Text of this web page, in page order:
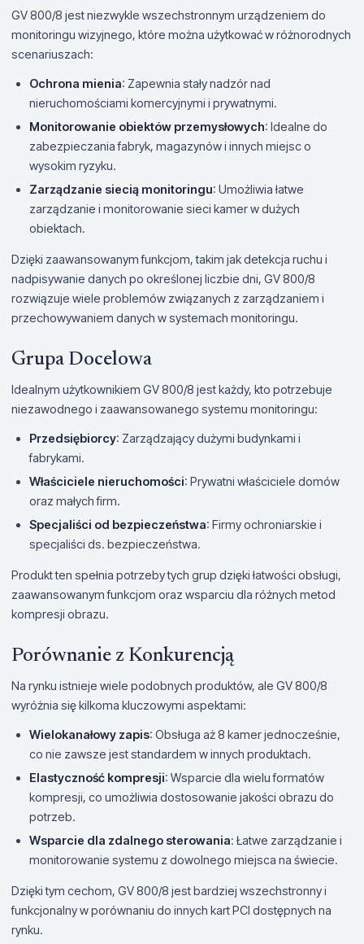
GV 800/8 jest niezwykle wszechstronnym urządzeniem do
monitoringu wizyjnego, które można użytkować w różnorodnych
scenariuszach:
Ochrona mienia: Zapewnia stały nadzór nad
nieruchomościami komercyjnymi i prywatnymi.
Monitorowanie obiektów przemysłowych: Idealne do
zabezpieczania fabryk, magazynów i innych miejsc o
wysokim ryzyku.
Zarządzanie siecią monitoringu: Umożliwia łatwe
zarządzanie i monitorowanie sieci kamer w dużych
obiektach.
Dzięki zaawansowanym funkcjom, takim jak detekcja ruchu i
nadpisywanie danych po określonej liczbie dni, GV 800/8
rozwiązuje wiele problemów związanych z zarządzaniem i
przechowywaniem danych w systemach monitoringu.
Grupa Docelowa
Idealnym użytkownikiem GV 800/8 jest każdy, kto potrzebuje
niezawodnego i zaawansowanego systemu monitoringu:
Przedsiębiorcy: Zarządzający dużymi budynkami i
fabrykami.
Właściciele nieruchomości: Prywatni właściciele domów
oraz małych firm.
Specjaliści od bezpieczeństwa: Firmy ochroniarskie i
specjaliści ds. bezpieczeństwa.
Produkt ten spełnia potrzeby tych grup dzięki łatwości obsługi,
zaawansowanym funkcjom oraz wsparciu dla różnych metod
kompresji obrazu.
Porównanie z Konkurencją
Na rynku istnieje wiele podobnych produktów, ale GV 800/8
wyróżnia się kilkoma kluczowymi aspektami:
Wielokanałowy zapis: Obsługa aż 8 kamer jednocześnie,
co nie zawsze jest standardem w innych produktach.
Elastyczność kompresji: Wsparcie dla wielu formatów
kompresji, co umożliwia dostosowanie jakości obrazu do
potrzeb.
Wsparcie dla zdalnego sterowania: Łatwe zarządzanie i
monitorowanie systemu z dowolnego miejsca na świecie.
Dzięki tym cechom, GV 800/8 jest bardziej wszechstronny i
funkcjonalny w porównaniu do innych kart PCI dostępnych na
rynku.